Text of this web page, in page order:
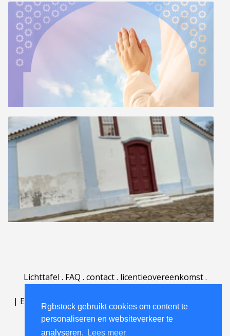
Rgbstock gebruikt cookies om content te
personaliseren en websiteverkeer te
analyseren.
Lees meer
Lichttafel . FAQ . contact. licentieovereenkomst.
| English | Deutsch Español | Português
Nederlands|